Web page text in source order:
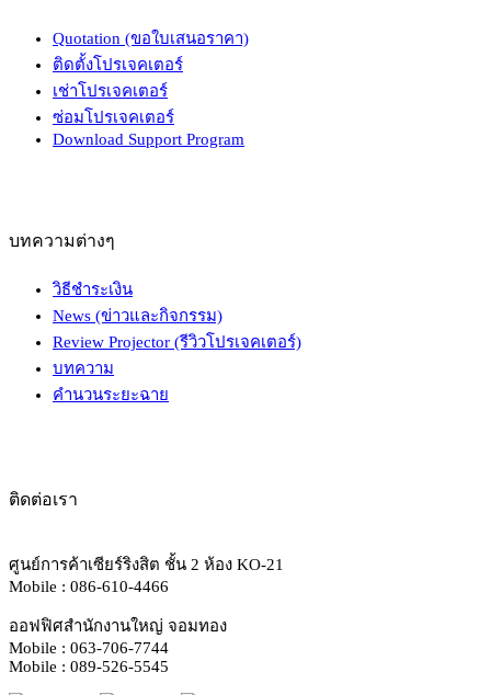
Quotation (ขอใบเสนอราคา)
ติดตั้งโปรเจคเตอร์
เช่าโปรเจคเตอร์
ซ่อมโปรเจคเตอร์
Download Support Program
บทความต่างๆ
วิธีชำระเงิน
News (ข่าวและกิจกรรม)
Review Projector (รีวิวโปรเจคเตอร์)
บทความ
คำนวนระยะฉาย
ติดต่อเรา
ศูนย์การค้าเซียร์ริงสิต ชั้น 2 ห้อง KO-21
Mobile : 086-610-4466
ออฟฟิศสำนักงานใหญ่ จอมทอง
Mobile : 063-706-7744
Mobile : 089-526-5545